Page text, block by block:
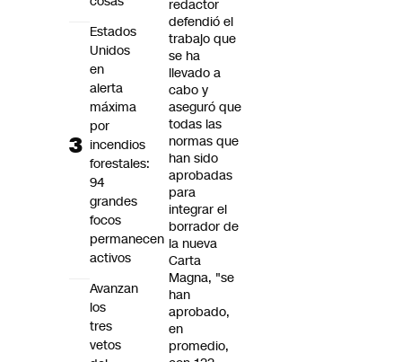
redactor
defendió el
trabajo que
se ha
llevado a
cabo y
aseguró que
todas las
normas que
han sido
aprobadas
para
integrar el
borrador de
la nueva
Carta
Magna, "se
han
aprobado,
en
promedio,
Estados
Unidos
en
alerta
máxima
por
incendios
forestales:
94
grandes
focos
permanecen
activos
Avanzan
los
tres
vetos